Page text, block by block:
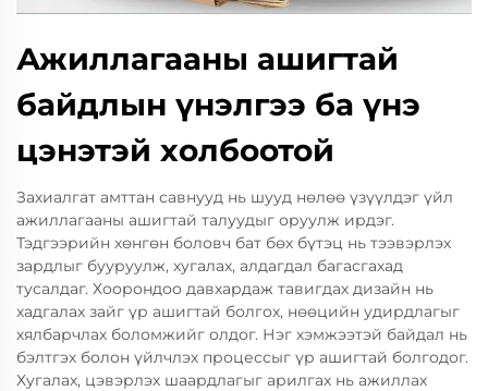
Ажиллагааны ашигтай
байдлын үнэлгээ ба үнэ
цэнэтэй холбоотой
Захиалгат амттан савнууд нь шууд нөлөө үзүүлдэг үйл
ажиллагааны ашигтай талуудыг оруулж ирдэг.
Тэдгээрийн хөнгөн боловч бат бөх бүтэц нь тээвэрлэх
зардлыг бууруулж, хугалах, алдагдал багасгахад
тусалдаг. Хоорондоо давхардаж тавигдах дизайн нь
хадгалах зайг үр ашигтай болгох, нөөцийн удирдлагыг
хялбарчлах боломжийг олдог. Нэг хэмжээтэй байдал нь
бэлтгэх болон үйлчлэх процессыг үр ашигтай болгодог.
Хугалах, цэвэрлэх шаардлагыг арилгах нь ажиллах